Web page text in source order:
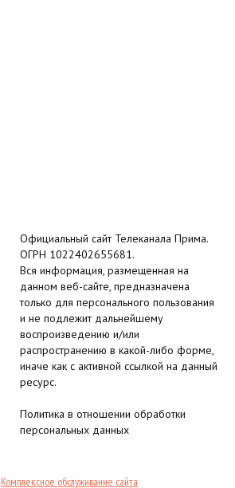
Официальный сайт Телеканала Прима.
ОГРН 1022402655681.
Вся информация, размещенная на
данном веб-сайте, предназначена
только для персонального пользования
и не подлежит дальнейшему
воспроизведению и/или
распространению в какой-либо форме,
иначе как с активной ссылкой на данный
ресурс.
Политика в отношении обработки
персональных данных
Комплексное обслуживание сайта